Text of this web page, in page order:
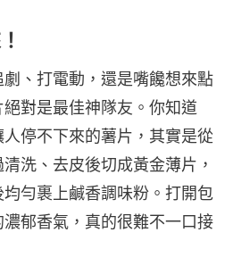
、打電動，還是嘴饞想來點
對是最佳神隊友。你知道
停不下來的薯片，其實是從
洗、去皮後切成黃金薄片，
勻裹上鹹香調味粉。打開包
郁香氣，真的很難不一口接